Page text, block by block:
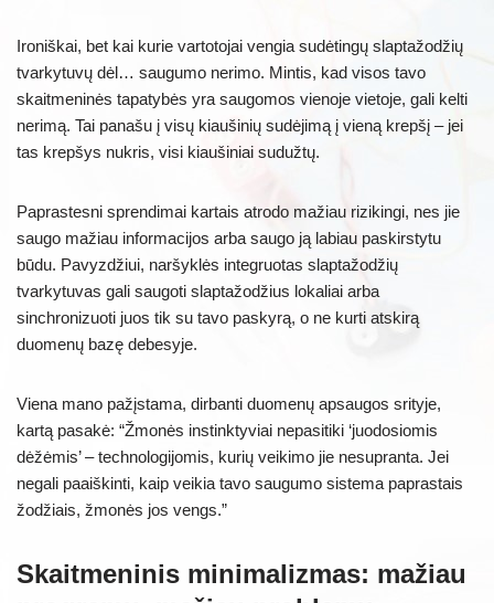
Ironiškai, bet kai kurie vartotojai vengia sudėtingų slaptažodžių
tvarkytuvų dėl… saugumo nerimo. Mintis, kad visos tavo
skaitmeninės tapatybės yra saugomos vienoje vietoje, gali kelti
nerimą. Tai panašu į visų kiaušinių sudėjimą į vieną krepšį – jei
tas krepšys nukris, visi kiaušiniai sudužtų.
Paprastesni sprendimai kartais atrodo mažiau rizikingi, nes jie
saugo mažiau informacijos arba saugo ją labiau paskirstytu
būdu. Pavyzdžiui, naršyklės integruotas slaptažodžių
tvarkytuvas gali saugoti slaptažodžius lokaliai arba
sinchronizuoti juos tik su tavo paskyrą, o ne kurti atskirą
duomenų bazę debesyje.
Viena mano pažįstama, dirbanti duomenų apsaugos srityje,
kartą pasakė: “Žmonės instinktyviai nepasitiki ‘juodosiomis
dėžėmis’ – technologijomis, kurių veikimo jie nesupranta. Jei
negali paaiškinti, kaip veikia tavo saugumo sistema paprastais
žodžiais, žmonės jos vengs.”
Skaitmeninis minimalizmas: mažiau